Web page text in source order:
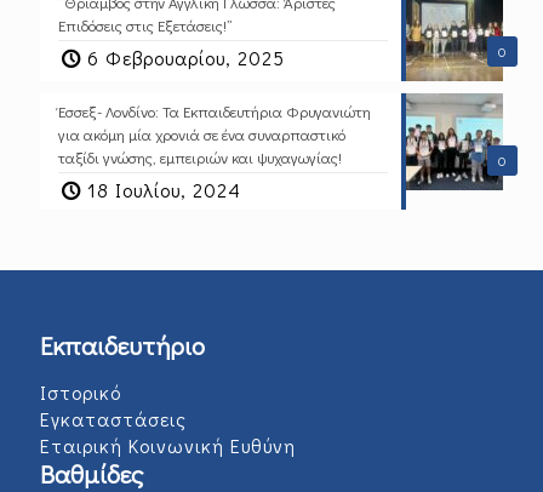
0
Επιδόσεις στις Εξετάσεις!”
6 Φεβρουαρίου, 2025
0
Έσσεξ- Λονδίνο: Τα Εκπαιδευτήρια Φρυγανιώτη
για ακόμη μία χρονιά σε ένα συναρπαστικό
ταξίδι γνώσης, εμπειριών και ψυχαγωγίας!
18 Ιουλίου, 2024
Εκπαιδευτήριο
Ιστορικό
Εγκαταστάσεις
Εταιρική Κοινωνική Ευθύνη
Βαθμίδες